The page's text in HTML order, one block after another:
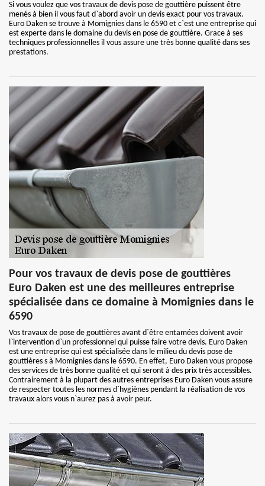
Si vous voulez que vos travaux de devis pose de gouttière puissent être
menés à bien il vous faut d`abord avoir un devis exact pour vos travaux.
Euro Daken se trouve à Momignies dans le 6590 et c`est une entreprise qui
est experte dans le domaine du devis en pose de gouttière. Grace à ses
techniques professionnelles il vous assure une très bonne qualité dans ses
prestations.
Pour vos travaux de devis pose de gouttières
Euro Daken est une des meilleures entreprise
spécialisée dans ce domaine à Momignies dans le
6590
Vos travaux de pose de gouttières avant d`être entamées doivent avoir
l`intervention d`un professionnel qui puisse faire votre devis. Euro Daken
est une entreprise qui est spécialisée dans le milieu du devis pose de
gouttières s à Momignies dans le 6590. En effet, Euro Daken vous propose
des services de très bonne qualité et qui seront à des prix très accessibles.
Contrairement à la plupart des autres entreprises Euro Daken vous assure
de respecter toutes les normes d`hygiènes pendant la réalisation de vos
travaux alors vous n`aurez pas à avoir peur.